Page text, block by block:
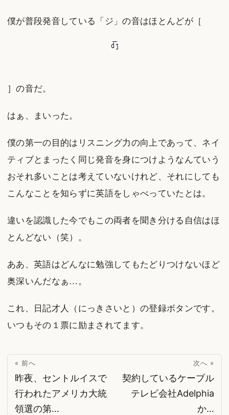
僕が普段発音している「ジ」の音はほとんどが［
］の音だ。
はぁ、まいった。
僕の第一の目的はリスニング力の向上であって、ネイ
ティブとまったく同じ発音を身につけようなんていう
おそれ多いことは考えていないけれど、それにしても
こんなことを知らずに英語をしゃべっていたとは。
違いを認識した今でもこの両者を聞き分ける自信はほ
とんどない（笑）。
ああ、英語はどんなに勉強してもたどりつけないほど
奥深いんだなぁ…。
これ、日記才人（にっきさいと）の登録ボタンです。
いつもその１票に励まされてます。
« 前へ
昨夜、セントルイスで
行われたアメリカ大統
領選の第…
次へ »
契約しているケーブル
テレビ会社Adelphia
か…